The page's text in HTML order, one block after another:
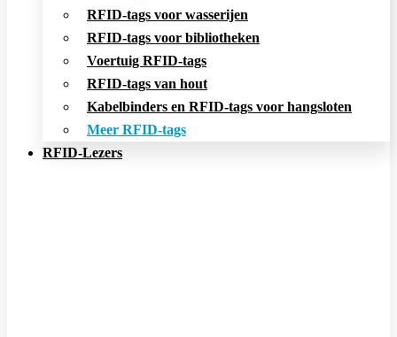
RFID-tags voor wasserijen
RFID-tags voor bibliotheken
Voertuig RFID-tags
RFID-tags van hout
Kabelbinders en RFID-tags voor hangsloten
Meer RFID-tags
RFID-Lezers